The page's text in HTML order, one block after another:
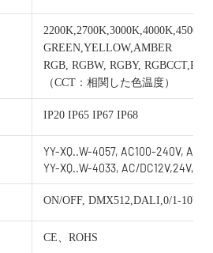
GREEN,YELLOW,AMBER
RGB, RGBW, RGBY,
（CCT：相関した色温度）
IP20 IP65 IP67 IP68
YY-XQ..W-4057, AC100-240V, AC/
YY-XQ..W-4033, AC/
ON/OFF, DMX512,DALI,0/1-10V,
CE、ROHS